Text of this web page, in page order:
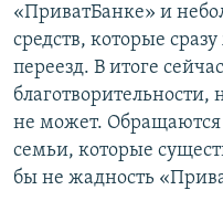
«ПриватБанке» и
средств, которые
переезд. В итоге
благотворительности,
не может.
семьи, которые
бы не жадность